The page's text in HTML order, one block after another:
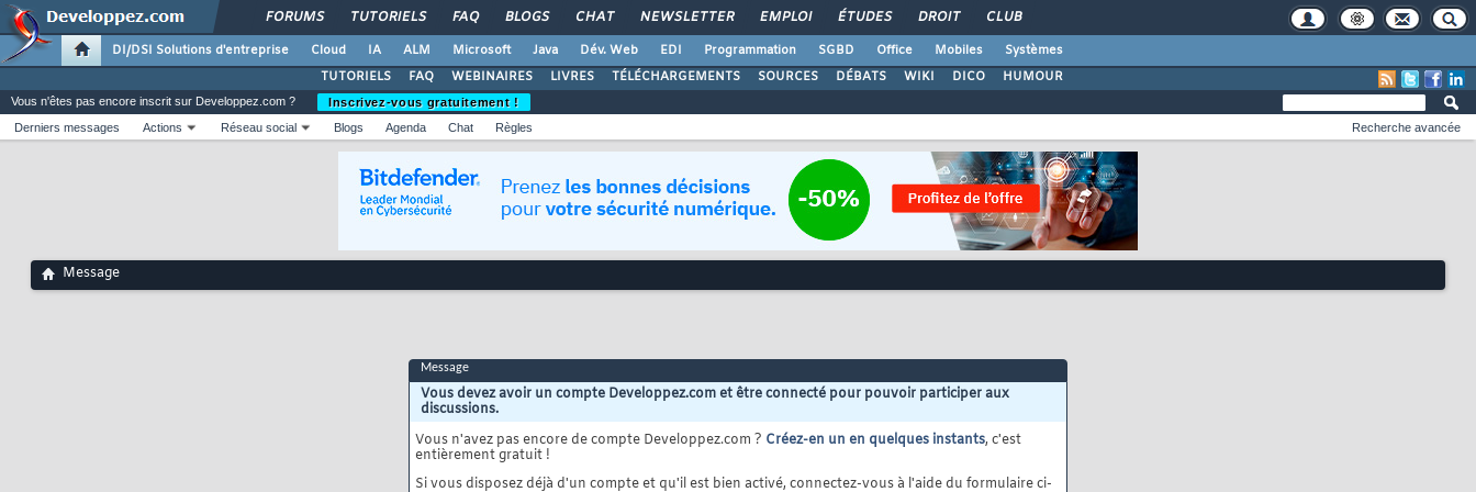
FORUMS TUTORIELS FAQ BLOGS CHAT NEWSLETTER EMPLOI ÉTUDES DROIT CLUB
DI/DSI Solutions d'entreprise Cloud IA ALM Microsoft Java Dév. Web EDI Programmation SGBD Office Mobiles
Systèmes
TUTORIELS
FAQ WEBINAIRES LIVRES TÉLÉCHARGEMENTS SOURCES DÉBATS WIKI DICO HUMOUR
Vous n'êtes pas encore inscrit sur Developpez.com ?
Inscrivez-vous gratuitement !
Derniers messages
Actions Réseau social Blogs Agenda Chat Règles Recherche avancée
Message
Message
Vous devez avoir un compte Developpez.com et être connecté pour pouvoir participer aux
discussions.
Vous n'avez pas encore de compte Developpez.com ? Créez-en un en quelques instants, c'est
entièrement gratuit !
Si vous disposez déjà d'un compte et qu'il est bien activé, connectez-vous à l'aide du formulaire ci-